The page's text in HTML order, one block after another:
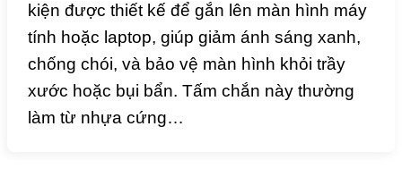
kiện được thiết kế để gắn lên màn hình máy
tính hoặc laptop, giúp giảm ánh sáng xanh,
chống chói, và bảo vệ màn hình khỏi trầy
xước hoặc bụi bẩn. Tấm chắn này thường
làm từ nhựa cứng…